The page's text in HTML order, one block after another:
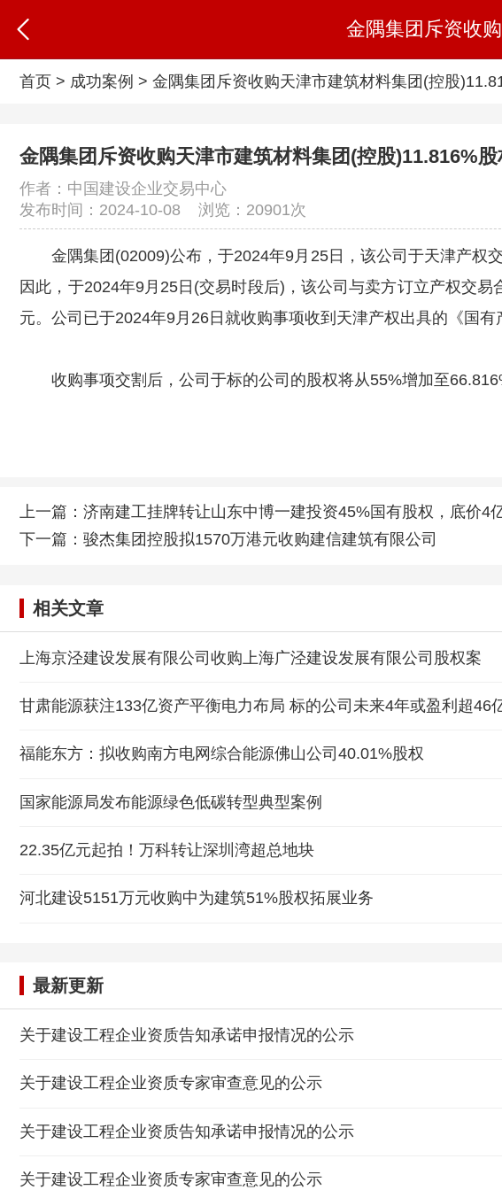
金隅集团斥资收
首页 > 成功案例 >金隅集团斥资收购天津市建筑材料集团(控股
金隅集团斥资收购天津市建筑材料集团(控股)11.816%股
作者：中国建设企业交易中心
发布时间：2024-10-08 浏览： 20901次
金隅集团(02009)公布，于2024年9月25日，该公司于天津产权
因此，于2024年9月25日(交易时段后)，该公司与卖方订立产权交
元。公司已于2024年9月26日就收购事项收到天津产权出具的《国有
收购事项交割后，公司于标的公司的股权将从55%增加至
上一篇：济南建工挂牌转让山东中博一建投资45%国有股权，底价4
下一篇：骏杰集团控股拟1570万港元收购建信建筑有限公司
相关文章
上海京泾建设发展有限公司收购上海广泾建设发展有限公司股权案
甘肃能源获注133亿资产平衡电力布局 标的公司未来4年或盈利超46
福能东方：拟收购南方电网综合能源佛山公司40.01%股权
国家能源局发布能源绿色低碳转型典型案例
22.35亿元起拍！万科转让深圳湾超总地块
河北建设5151万元收购中为建筑51%股权拓展业务
最新更新
关于建设工程企业资质告知承诺申报情况的公示
关于建设工程企业资质专家审查意见的公示
关于建设工程企业资质告知承诺申报情况的公示
关于建设工程企业资质专家审查意见的公示